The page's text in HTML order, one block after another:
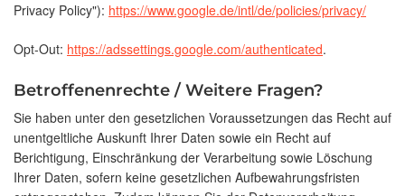
Privacy Policy"): https://www.google.de/intl/de/policies/privacy/
Opt-Out: https://adssettings.google.com/authenticated.
Betroffenenrechte / Weitere Fragen?
Sie haben unter den gesetzlichen Voraussetzungen das Recht auf
unentgeltliche Auskunft Ihrer Daten sowie ein Recht auf
Berichtigung, Einschränkung der Verarbeitung sowie Löschung
Ihrer Daten, sofern keine gesetzlichen Aufbewahrungsfristen